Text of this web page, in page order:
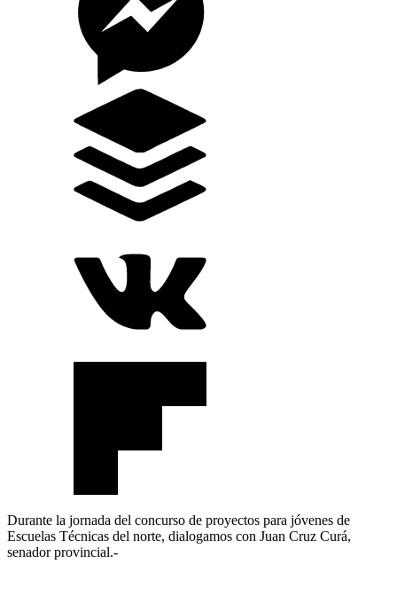
Durante la jornada del concurso de proyectos para jóvenes de
Escuelas Técnicas del norte, dialogamos con Juan Cruz Curá,
senador provincial.-